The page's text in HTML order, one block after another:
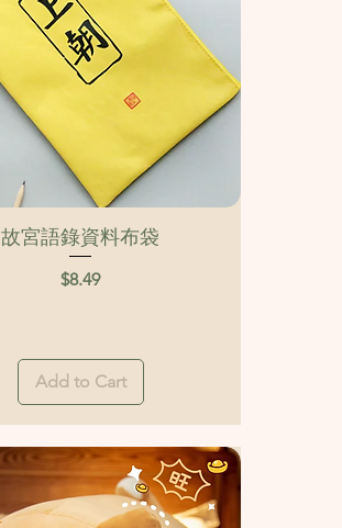
Quick View
故宮語錄資料布袋
Price
$8.49
Add to Cart